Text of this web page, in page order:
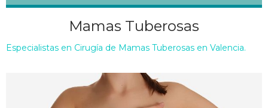
Mamas Tuberosas
Especialistas en Cirugía de Mamas Tuberosas en Valencia.